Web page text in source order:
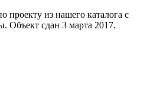
проекту из нашего каталога с
Объект сдан 3 марта 2017.